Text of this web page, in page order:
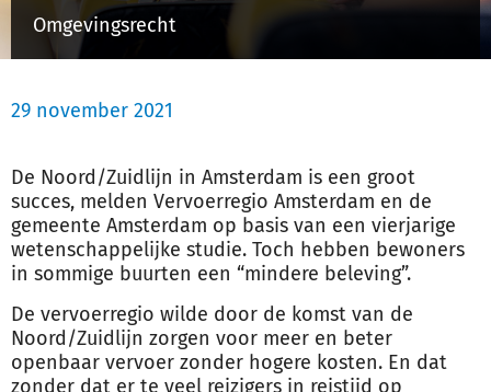
Omgevingsrecht
29 november 2021
De Noord/Zuidlijn in Amsterdam is een groot
succes, melden Vervoerregio Amsterdam en de
gemeente Amsterdam op basis van een vierjarige
wetenschappelijke studie. Toch hebben bewoners
in sommige buurten een “mindere beleving”.
De vervoerregio wilde door de komst van de
Noord/Zuidlijn zorgen voor meer en beter
openbaar vervoer zonder hogere kosten. En dat
zonder dat er te veel reizigers in reistijd op